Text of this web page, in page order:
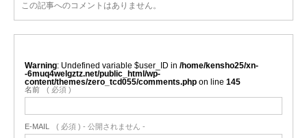
この記事へのコメントはありません。
Warning : Undefined variable $user_ID in /home/kensho25/xn-
-6muq4welgztz.net/public_html/wp-
content/themes/zero_tcd055/comments.php on line 145
名前 ( 必須 )
E-MAIL ( 必須 ) - 公開されません -